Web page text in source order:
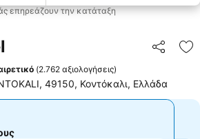
επηρεάζουν την κατάταξη
(2.762 αξιολογήσεις)
49150, Κοντόκαλι, Ελλάδα